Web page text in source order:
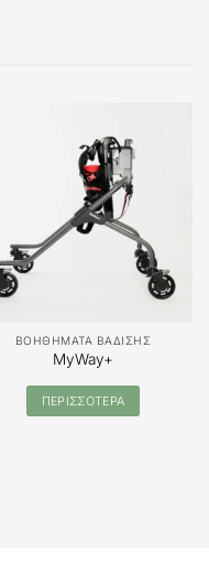
ΒΟΗΘΗΜΑΤΑ ΒΑΔΙΣΗΣ
MyWay+
ΠΕΡΙΣΣΟΤΕΡΑ